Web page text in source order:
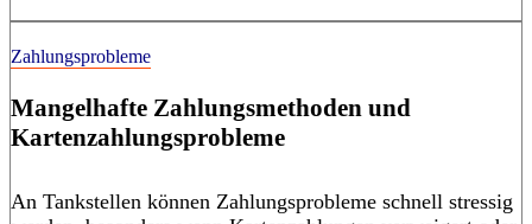
Zahlungsprobleme
Mangelhafte Zahlungsmethoden und
Kartenzahlungsprobleme
An Tankstellen können Zahlungsprobleme schnell stressig